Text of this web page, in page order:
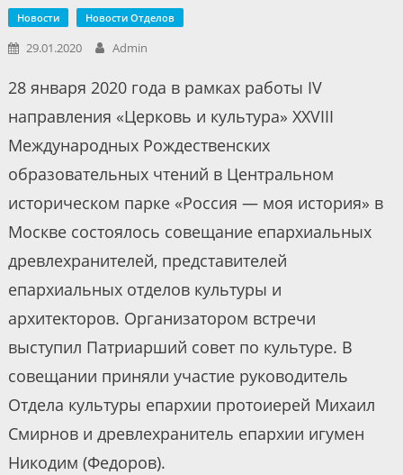
Новости Новости Отделов
29.01.2020 Admin
28 января 2020 года в рамках работы IV
направления «Церковь и культура» XXVIII
Международных Рождественских
образовательных чтений в Центральном
историческом парке «Россия — моя история» в
Москве состоялось совещание епархиальных
древлехранителей, представителей
епархиальных отделов культуры и
архитекторов. Организатором встречи
выступил Патриарший совет по культуре. В
совещании приняли участие руководитель
Отдела культуры епархии протоиерей Михаил
Смирнов и древлехранитель епархии игумен
Никодим (Федоров).